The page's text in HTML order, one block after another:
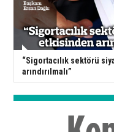
“Sigortacılık sektörü
arındırılmalı”